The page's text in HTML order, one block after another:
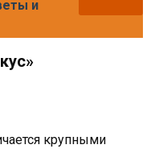
и
крупными